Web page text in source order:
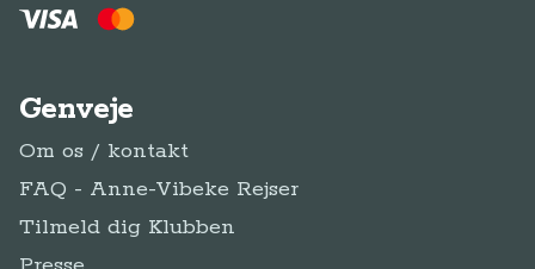
Genveje
Om os / kontakt
FAQ - Anne-Vibeke Rejser
Tilmeld dig Klubben